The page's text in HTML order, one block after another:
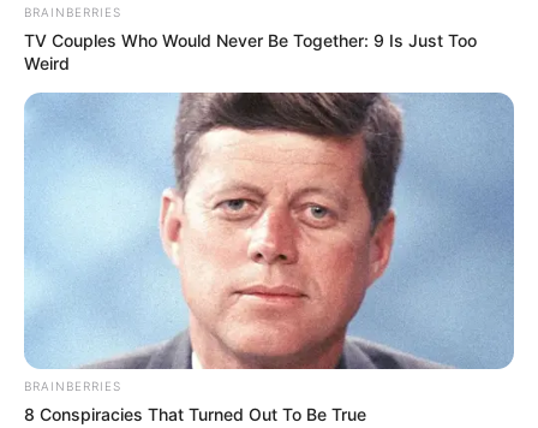
Artesanatos
Encadernação Artesanal
Filtro dos Sonhos
Lembrancinhas de Casamento
Mosaico
BRAINBERRIES
TV Couples Who Would Never Be Together: 9 Is Just Too
Weird
BRAINBERRIES
8 Conspiracies That Turned Out To Be True